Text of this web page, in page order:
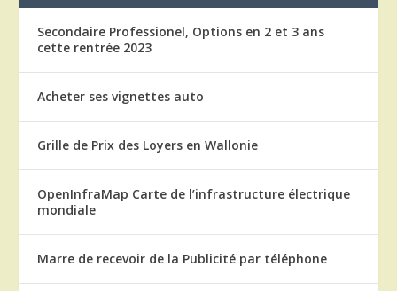
Secondaire Professionel, Options en 2 et 3 ans
cette rentrée 2023
Acheter ses vignettes auto
Grille de Prix des Loyers en Wallonie
OpenInfraMap Carte de l’infrastructure électrique
mondiale
Marre de recevoir de la Publicité par téléphone